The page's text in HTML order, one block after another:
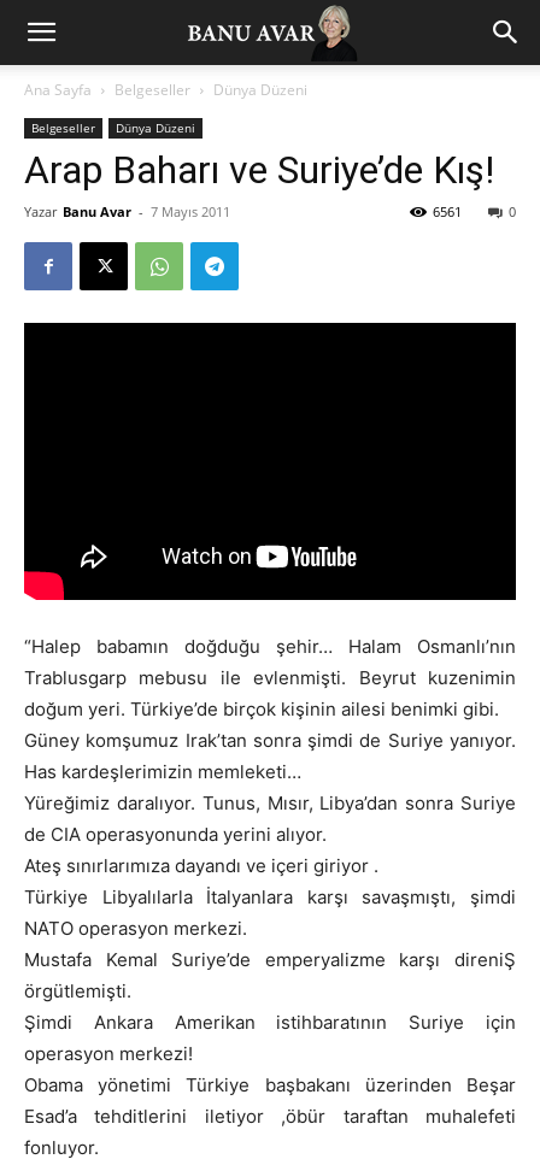
Ana Sayfa Belgeseller Dünya Düzeni
Belgeseller Dünya Düzeni
Arap Baharı ve Suriye’de Kış!
Yazar Banu Avar - 7 Mayıs 2011 0
6561
“Halep babamın doğduğu şehir… Halam Osmanlı’nın
Trablusgarp mebusu ile evlenmişti. Beyrut kuzenimin
doğum yeri. Türkiye’de birçok kişinin ailesi benimki gibi.
Güney komşumuz Irak’tan sonra şimdi de Suriye yanıyor.
Has kardeşlerimizin memleketi…
Yüreğimiz daralıyor. Tunus, Mısır, Libya’dan sonra Suriye
de CIA operasyonunda yerini alıyor.
Ateş sınırlarımıza dayandı ve içeri giriyor .
Türkiye Libyalılarla İtalyanlara karşı savaşmıştı, şimdi
NATO operasyon merkezi.
Mustafa Kemal Suriye’de emperyalizme karşı direniŞ
örgütlemişti.
Şimdi Ankara Amerikan istihbaratının Suriye için
operasyon merkezi!
Obama yönetimi Türkiye başbakanı üzerinden Beşar
Esad’a tehditlerini iletiyor ,öbür taraftan muhalefeti
fonluyor.